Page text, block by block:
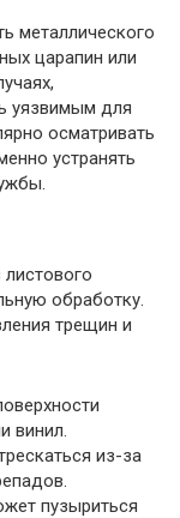
металлического
царапин или
уязвимым для
осматривать
устранять
обработку.
трещин и
винил.
из-за
пузыриться